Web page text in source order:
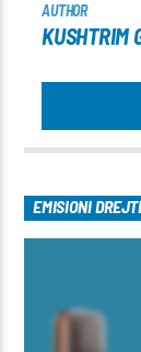
AUTHOR
KUSHTRIM
EMISIONI